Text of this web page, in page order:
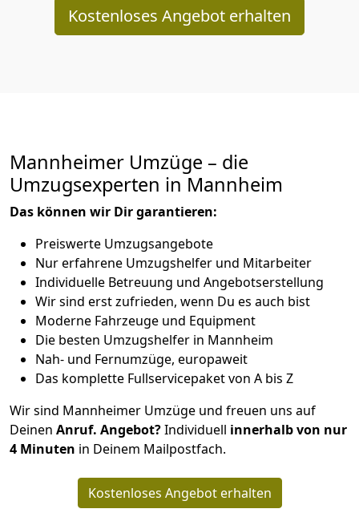
Kostenloses Angebot erhalten
Mannheimer Umzüge – die
Umzugsexperten in Mannheim
Das können wir Dir garantieren:
Preiswerte Umzugsangebote
Nur erfahrene Umzugshelfer und Mitarbeiter
Individuelle Betreuung und Angebotserstellung
Wir sind erst zufrieden, wenn Du es auch bist
Moderne Fahrzeuge und Equipment
Die besten Umzugshelfer in Mannheim
Nah- und Fernumzüge, europaweit
Das komplette Fullservicepaket von A bis Z
Wir sind Mannheimer Umzüge und freuen uns auf
Deinen Anruf. Angebot?Individuell innerhalb von nur
4 Minuten in Deinem Mailpostfach.
Kostenloses Angebot erhalten